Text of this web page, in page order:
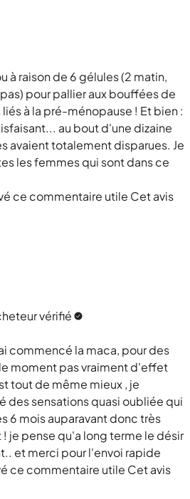
à raison de 6 gélules (2 matin,
pour pallier aux bouffées de
à la pré-ménopause ! Et bien :
au bout d'une dizaine
avaient totalement disparues. Je
les femmes qui sont dans ce
ce commentaire utile Cet avis
vérifié
commencé la maca, pour des
moment pas vraiment d'effet
tout de même mieux , je
des sensations quasi oubliée qui
6 mois auparavant donc très
je pense qu'a long terme le désir
et merci pour l'envoi rapide
ce commentaire utile Cet avis